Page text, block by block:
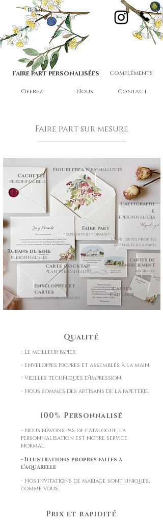
Home
Faire part personalisées
Offrez Nous
Compléments
Contact
Faire part sur mesure
Calligraphi
e
pprsonnalisées
Cachetée
personnalisées
Doublerespersonnalisées
Rubans de soie
personnalisées
Enveloppes propres
assemblés à la main
Faire part
dans divers formats
carte cocktail
Plan personnalisé
cartes de
remerciement
assorties
Enveloppes et
cartes
dans divers formats
cartes
cadeaux
Qualité
- Le meilleur papier.
- Enveloppes propres et assemblés à la main.
- Vieilles techniques d’impression.
- Nous sommes des artisans de la papeterie.
100% Personnalisé
- nous n’avons pas de catalogue, la
personnalisation est notre service
normal.
- Illustrations propres faites à
l’aquarelle
- Nos invitations de mariage sont uniques,
comme vous.
Prix et rapidité